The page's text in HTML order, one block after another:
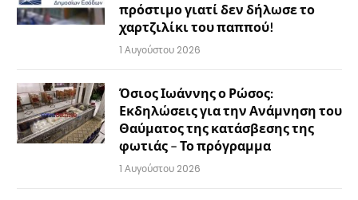
πρόστιμο γιατί δεν δήλωσε το
χαρτζιλίκι του παππού!
1 Αυγούστου 2026
Όσιος Ιωάννης ο Ρώσος:
Εκδηλώσεις για την Ανάμνηση του
Θαύματος της κατάσβεσης της
φωτιάς – Το πρόγραμμα
1 Αυγούστου 2026